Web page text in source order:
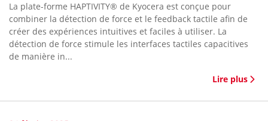
La plate-forme HAPTIVITY® de Kyocera est conçue pour
combiner la détection de force et le feedback tactile afin de
créer des expériences intuitives et faciles à utiliser. La
détection de force stimule les interfaces tactiles capacitives
de manière in...
Lire plus